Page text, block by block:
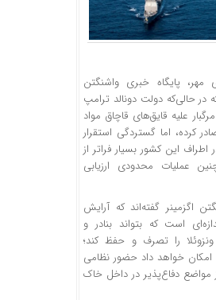
مهر، پایگاه خبری واشنگتن
در حالی‌که دولت دونالد ترامپ
علیه قایق‌های قاچاق مواد
کرده، اما گستردگی استقرار
اطراف این کشور بسیار فراتر از
عملیات محدودی ارزیابی
اگزمینر گفته‌اند که آرایش
است که بتواند بنادر و
ونزوئلا را تصرف و حفظ کند؛
امکان خواهد داد حضور نظامی
مواضع دفاع‌پذیر در داخل خاک